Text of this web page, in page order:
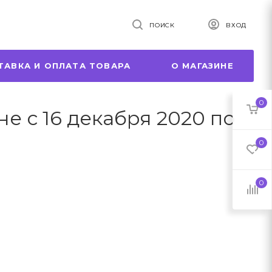
ПОИСК ВХОД
И ОПЛАТА ТОВАРА О МАГАЗИНЕ
0
0
0
с 16 декабря 2020 по